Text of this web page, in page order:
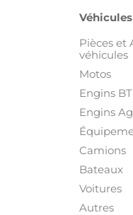
Véhicules
Pièces et
véhicules
Motos
Engins
Engins
Camions
Bateaux
Voitures
Autres